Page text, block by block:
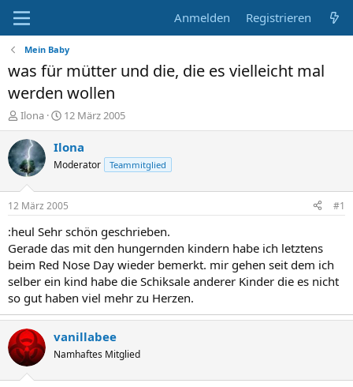
Anmelden Registrieren
Mein Baby
was für mütter und die, die es vielleicht mal
werden wollen
E
r
s
t
e
e
r
Ilona
E
r
s
e
l
t
a
12 März 2005
Ilona
Moderator Teammitglied
12 März 2005 #1
:heul Sehr schön geschrieben.
Gerade das mit den hungernden kindern habe ich letztens
beim Red Nose Day wieder bemerkt. mir gehen seit dem ich
selber ein kind habe die Schiksale anderer Kinder die es nicht
so gut haben viel mehr zu Herzen.
vanillabee
Namhaftes Mitglied